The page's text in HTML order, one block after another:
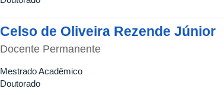
Celso de Oliveira Rezende Júnior
Docente Permanente
Mestrado Acadêmico
Doutorado